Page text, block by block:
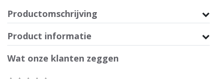
Productomschrijving
Product informatie
Wat onze klanten zeggen